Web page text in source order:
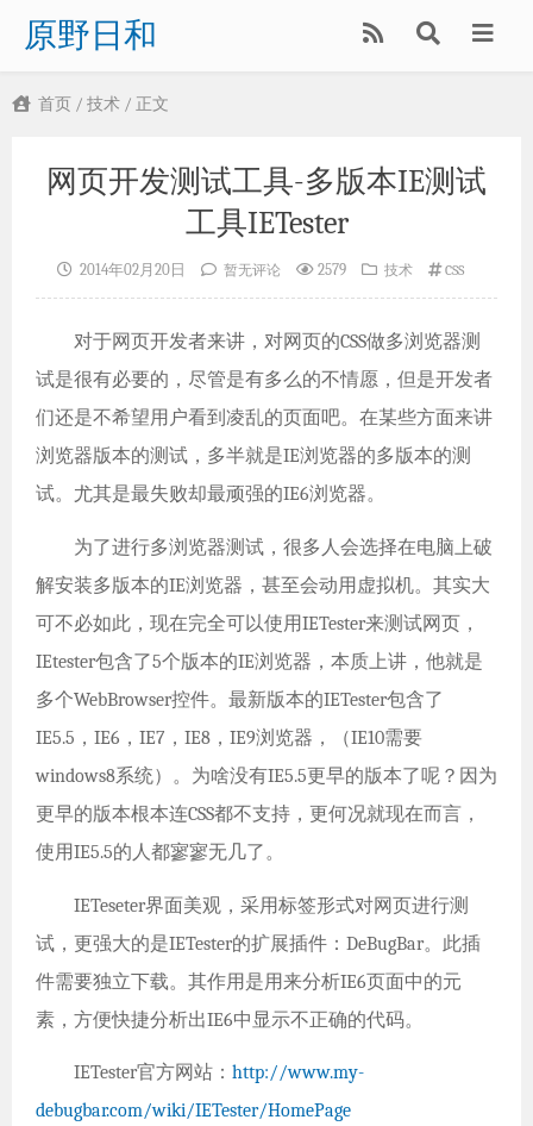
原野日和
首页 / 技术 / 正文
网页开发测试工具-多版本IE测试
工具IETester
2014年02月20日 暂无评论 2579 技术 CSS
对于网页开发者来讲，对网页的CSS做多浏览器测
试是很有必要的，尽管是有多么的不情愿，但是开发者
们还是不希望用户看到凌乱的页面吧。在某些方面来讲
浏览器版本的测试，多半就是IE浏览器的多版本的测
试。尤其是最失败却最顽强的IE6浏览器。
为了进行多浏览器测试，很多人会选择在电脑上破
解安装多版本的IE浏览器，甚至会动用虚拟机。其实大
可不必如此，现在完全可以使用IETester来测试网页，
IEtester包含了5个版本的IE浏览器，本质上讲，他就是
多个WebBrowser控件。最新版本的IETester包含了
IE5.5，IE6，IE7，IE8，IE9浏览器，（IE10需要
windows8系统）。为啥没有IE5.5更早的版本了呢？因为
更早的版本根本连CSS都不支持，更何况就现在而言，
使用IE5.5的人都寥寥无几了。
IETeseter界面美观，采用标签形式对网页进行测
试，更强大的是IETester的扩展插件：DeBugBar。此插
件需要独立下载。其作用是用来分析IE6页面中的元
素，方便快捷分析出IE6中显示不正确的代码。
IETester官方网站： http://www.my-
debugbar.com/wiki/IETester/HomePage